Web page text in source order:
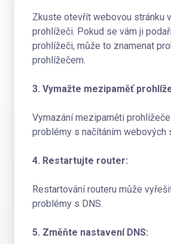
Zkuste otevřít webovou stránku
prohlížeči. Pokud se vám ji
prohlížeči, může to znamenat
prohlížečem.
3. Vymažte mezipaměť
Vymazání mezipaměti
problémy s načítáním webových
4. Restartujte router:
Restartování routeru může
problémy s DNS.
5. Změňte nastavení DNS: